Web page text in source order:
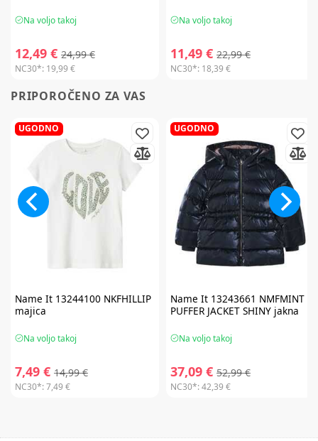
Na voljo takoj
12,49 € 24,99 €
NC30*: 19,99 €
Na voljo takoj
11,49 € 22,99 €
NC30*: 18,39 €
PRIPOROČENO ZA VAS
UGODNO
Name It13244100 NKFHILLIP
majica
Na voljo takoj
7,49 € 14,99 €
NC30*:7,49 €
UGODNO
Name It13243661 NMFMINT
PUFFER JACKET SHINY jakna
Na voljo takoj
37,09 € 52,99 €
NC30*:42,39 €